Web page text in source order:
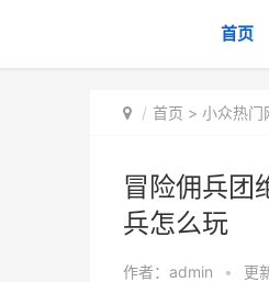
首页
首页 > 小众热门
冒险佣兵团
兵怎么玩
作者： admin • 更